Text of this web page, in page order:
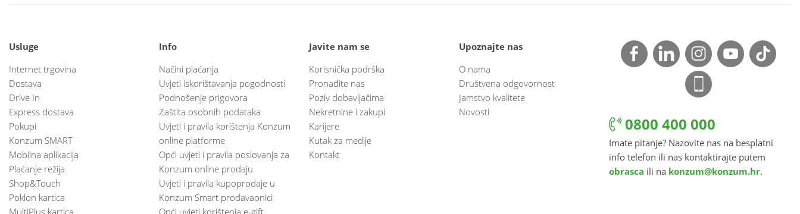
Usluge
Internet trgovina
Dostava
Drive In
Express dostava
Pokupi
Konzum SMART
Mobilna aplikacija
Plaćanje režija
Shop&Touch
Poklon kartica
MultiPlus kartica
Info
Načini plaćanja
Uvjeti iskorištavanja pogodnosti
Podnošenje prigovora
Zaštita osobnih podataka
Uvjeti i pravila korištenja Konzum
online platforme
Opći uvjeti i pravila poslovanja za
Konzum online prodaju
Uvjeti i pravila kupoprodaje u
Konzum Smart prodavaonici
Opći uvjeti korištenja e-gift
Javite nam se
Korisnička podrška
Pronađite nas
Poziv dobavljačima
Nekretnine i zakupi
Karijere
Kutak za medije
Kontakt
Upoznajte nas
O nama
Društvena odgovornost
Jamstvo kvalitete
Novosti
0800 400 000
Imate pitanje? Nazovite nas na besplatni
info telefon ili nas kontaktirajte putem
obrasca ili na konzum@konzum.hr.